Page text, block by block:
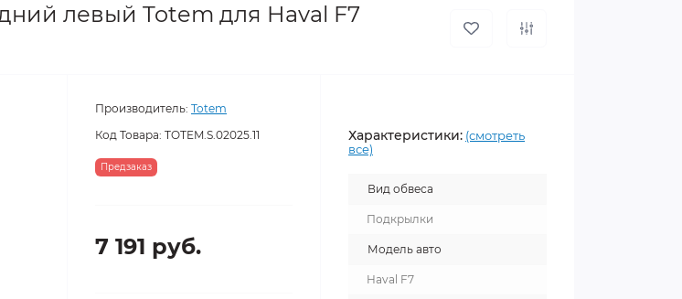
левый Totem для Haval F7
Производитель: Totem
Код Товара: TOTEM.S.02025.11
Предзаказ
7 191 руб.
Характеристики: (смотреть
все)
Вид обвеса
Подкрылки
Модель авто
Haval F7